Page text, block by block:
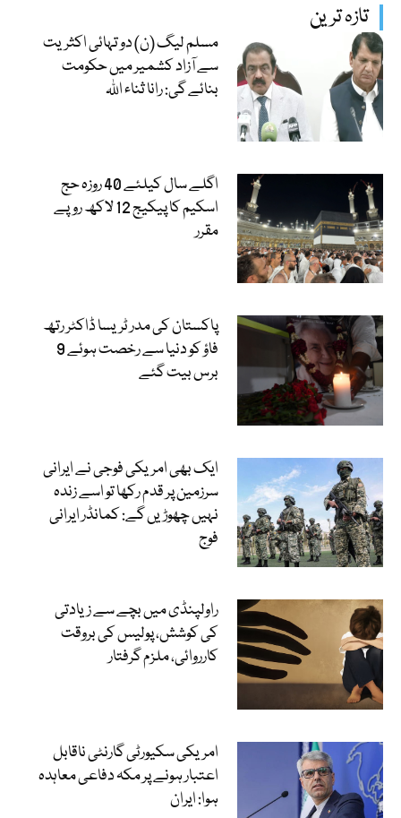
تازہ ترین
مسلم لیگ (ن) دو تہائی اکثریت
سے آزاد کشمیر میں حکومت
بنائے گی: رانا ثناء اللہ
اگلے سال کیلئے 40 روزہ حج
اسکیم کا پیکیج 12 لاکھ روپے
مقرر
پاکستان کی مدر ٹریسا ڈاکٹر رتھ
فاؤ کو دنیا سے رخصت ہوئے 9
برس بیت گئے
ایک بھی امریکی فوجی نے ایرانی
سرزمین پر قدم رکھا تو اسے زندہ
نہیں چھوڑیں گے: کمانڈر ایرانی
فوج
راولپنڈی میں بچے سے زیادتی
کی کوشش، پولیس کی بروقت
کارروائی، ملزم گرفتار
امریکی سکیورٹی گارنٹی ناقابل
اعتبار ہونے پر مکہ دفاعی معاہدہ
ہوا: ایران